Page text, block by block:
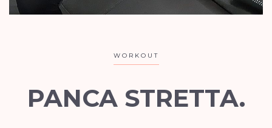
WORKOUT
PANCA STRETTA.